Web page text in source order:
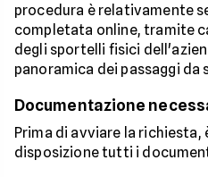
procedura è relativamente
completata online, tramite
degli sportelli fisici
panoramica dei passaggi da
Documentazione
Prima di avviare la richiesta,
disposizione tutti i